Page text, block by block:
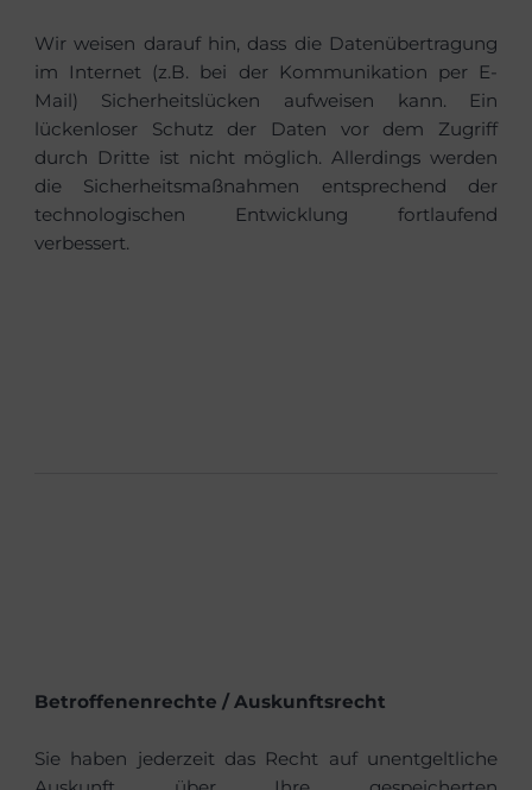
Wir weisen darauf hin, dass die Datenübertragung
im Internet (z.B. bei der Kommunikation per E-
Mail) Sicherheitslücken aufweisen kann. Ein
lückenloser Schutz der Daten vor dem Zugriff
durch Dritte ist nicht möglich. Allerdings werden
die Sicherheitsmaßnahmen entsprechend der
technologischen Entwicklung fortlaufend
verbessert.
Betroffenenrechte / Auskunftsrecht
Sie haben jederzeit das Recht auf unentgeltliche